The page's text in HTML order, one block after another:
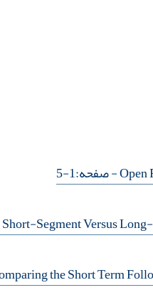
- صفحه:1-5